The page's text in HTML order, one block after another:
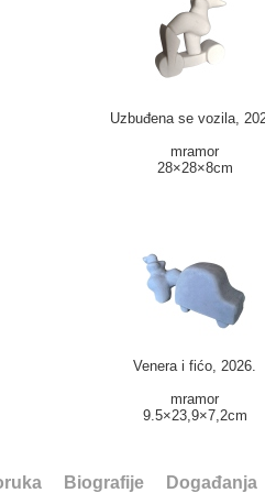
Uzbuđena se vozila,
mramor
28×28×8cm
Venera i fićo, 2026.
mramor
9.5×23,9×7,2cm
Biografije Događanja